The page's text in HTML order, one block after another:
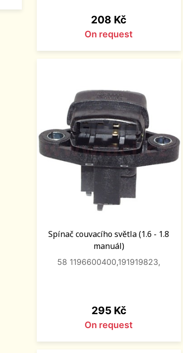
Price
208 Kč
On request
Spínač couvacího světla (1.6 - 1.8
manuál)
58 1196600400,191919823,
Price
295 Kč
On request